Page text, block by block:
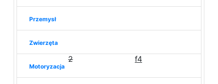
Przemysł
Zwierzęta
Motoryzacja
2 f4